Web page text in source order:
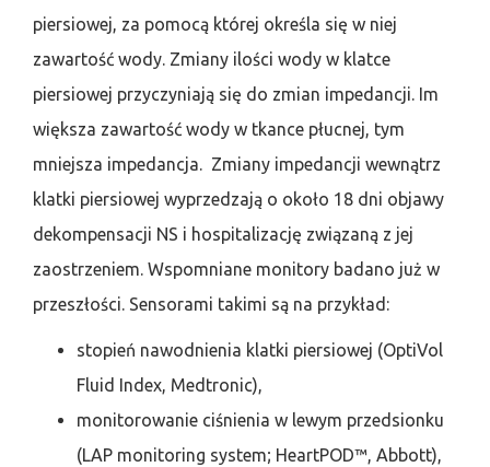
piersiowej, za pomocą której określa się w niej
zawartość wody. Zmiany ilości wody w klatce
piersiowej przyczyniają się do zmian impedancji. Im
większa zawartość wody w tkance płucnej, tym
mniejsza impedancja. Zmiany impedancji wewnątrz
klatki piersiowej wyprzedzają o około 18 dni objawy
dekompensacji NS i hospitalizację związaną z jej
zaostrzeniem. Wspomniane monitory badano już w
przeszłości. Sensorami takimi są na przykład:
stopień nawodnienia klatki piersiowej (OptiVol
Fluid Index, Medtronic),
monitorowanie ciśnienia w lewym przedsionku
(LAP monitoring system; HeartPOD™, Abbott),